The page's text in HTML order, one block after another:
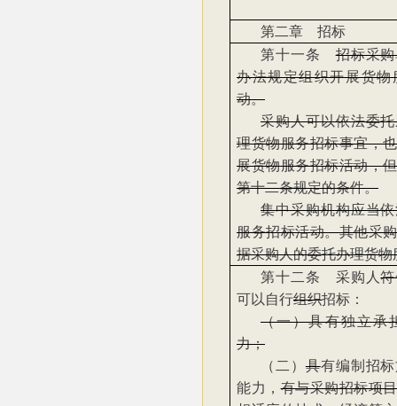
第二章 招标
第十一条招标采
办法规定组织开展货物
动。
采购人可以依法委
理货物服务招标事宜，
展货物服务招标活动，
第十二条规定的条件。
集中采购机构应当
服务招标活动。其他采
据采购人的委托办理货
第十二条 采购人
可以自行组织招标：
（一）具有独立承
力；
（二）具有编制招
能力，有与采购招标项